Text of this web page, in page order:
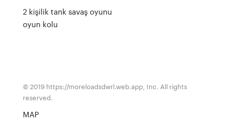
2 kişilik tank savaş oyunu
oyun kolu
© 2019 https://moreloadsdwrl.web.app, Inc. All rights
reserved.
MAP